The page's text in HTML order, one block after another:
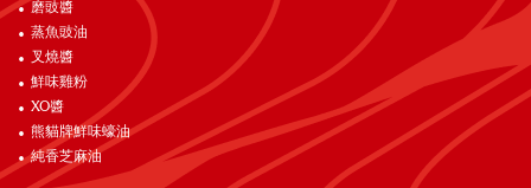
磨豉醬
蒸魚豉油
叉燒醬
鮮味雞粉
XO醬
熊貓牌鮮味蠔油
純香芝麻油